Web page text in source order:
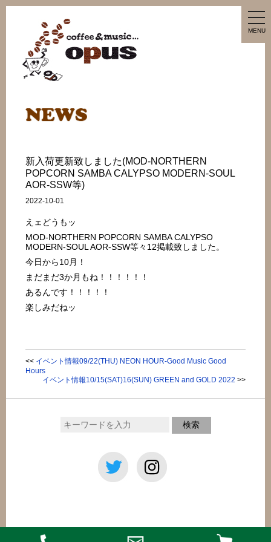
MENU
新入荷更新致しました(MOD-NORTHERN
POPCORN SAMBA CALYPSO MODERN-SOUL
AOR-SSW等)
2022-10-01
えェどうもッ
MOD-NORTHERN POPCORN SAMBA CALYPSO
MODERN-SOUL AOR-SSW等々12掲載致しました。
今日から10月！
まだまだ3か月もね！！！！！！
あるんです！！！！！
楽しみだねッ
<< イベント情報09/22(THU) NEON HOUR-Good Music Good
Hours
イベント情報10/15(SAT)16(SUN) GREEN and GOLD 2022 >>